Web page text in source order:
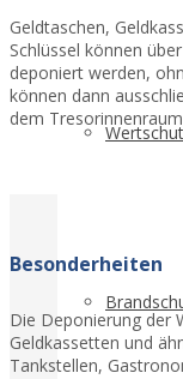
Geldtaschen,
Schlüssel können
deponiert werden,
können dann
dem
Besonderheiten
Die Deponierung der
Geldkassetten und
Tankstellen,